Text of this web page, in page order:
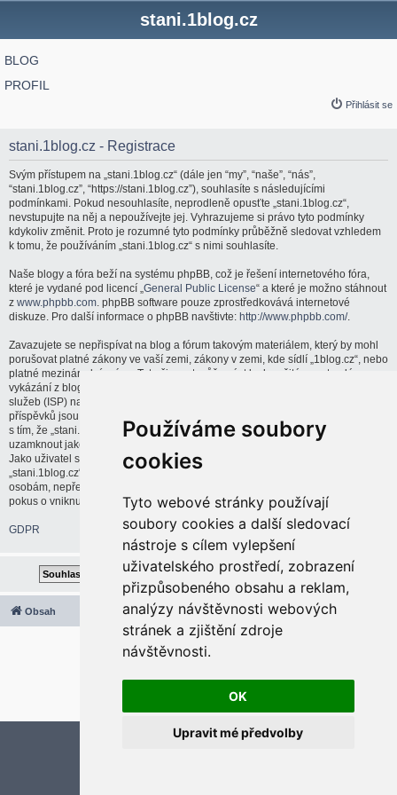
Používáme soubory
cookies
Tyto webové stránky používají
soubory cookies a další sledovací
nástroje s cílem vylepšení
uživatelského prostředí, zobrazení
přizpůsobeného obsahu a reklam,
analýzy návštěvnosti webových
stránek a zjištění zdroje
návštěvnosti.
OK
Upravit mé předvolby
stani.1blog.cz
BLOG
PROFIL
Přihlásit se
stani.1blog.cz - Registrace
Svým přístupem na „stani.1blog.cz“ (dále jen “my”, “naše”, “nás”,
“stani.1blog.cz”, “https://stani.1blog.cz”), souhlasíte s následujícími
podmínkami. Pokud nesouhlasíte, neprodleně opusťte „stani.1blog.cz“,
nevstupujte na něj a nepoužívejte jej. Vyhrazujeme si právo tyto podmínky
kdykoliv změnit. Proto je rozumné tyto podmínky průběžně sledovat vzhledem
k tomu, že používáním „stani.1blog.cz“ s nimi souhlasíte.
Naše blogy a fóra beží na systému phpBB, což je řešení internetového fóra,
které je vydané pod licencí „General Public License“ a které je možno stáhnout
z www.phpbb.com. phpBB software pouze zprostředkovává internetové
diskuze. Pro další informace o phpBB navštivte: http://www.phpbb.com/.
Zavazujete se nepřispívat na blog a fórum takovým materiálem, který by mohl
porušovat platné zákony ve vaší zemi, zákony v zemi, kde sídlí „1blog.cz“, nebo
platné mezinárodní právo. Tato činnost může vést k okamžitému a trvalému
vykázání z blogu a fóra a/nebo upozornění vašeho poskytovatele internetových
služeb (ISP) na vaši činnost, pokud bude uznáno za nutné. IP adresy všech
příspěvků jsou ukládány pro případné uplatnění těchto opatření. Souhlasíte
s tím, že „stani.1blog.cz“ má právo odstranit, upravit, přesunout nebo
uzamknout jakékoliv téma nebo příspěvek, pokud to bude považovat za nutné.
Jako uživatel souhlasíte se všemi údaji uloženými v databázi. Přestože
„stani.1blog.cz“ ani phpBB neposkytne tyto informace třetí straně nebo cizím
osobám, nepřebírá „stani.1blog.cz“ ani phpBB zodpovědnost za jakýkoliv
pokus o vniknutí do systému, který by mohl vést ke kompromitaci těchto dat.
GDPR
Obsah Všechny časy jsou v
2020 © ASTRA - CZ s.r.o.
Založeno naphpBB® Forum Software © phpBB Limited
phpBB SEO
Podmínky